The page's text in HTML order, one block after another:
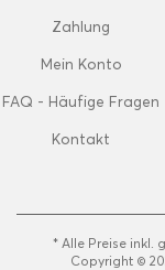
Zahlung
Mein Konto
FAQ - Häufige Fragen
Kontakt
* Alle Preise inkl.
Copyright ©